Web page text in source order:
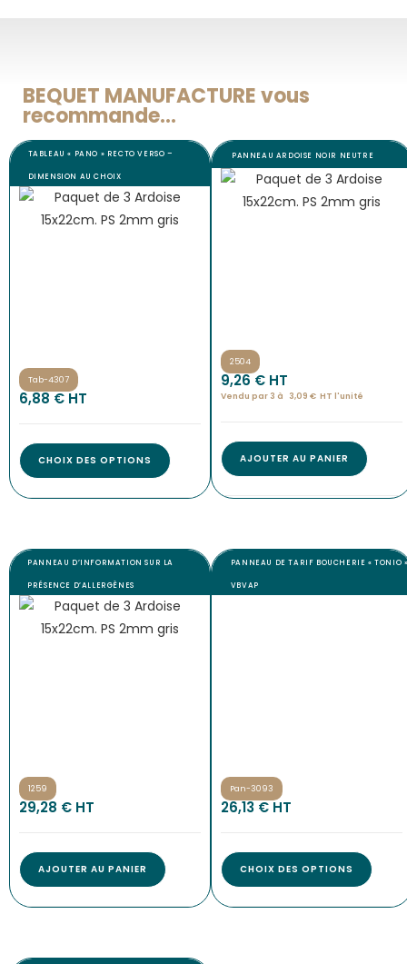
BEQUET MANUFACTURE vous
recommande...
TABLEAU « PANO » RECTO VERSO –
DIMENSION AU CHOIX
Tab-4307
6,88 € HT
CHOIX DES OPTIONS
PANNEAU ARDOISE NOIR NEUTRE
2504
9,26 € HT
Vendu par 3 à 3,09 € HT l'unité
AJOUTER AU PANIER
PANNEAU D’INFORMATION SUR LA
PRÉSENCE D’ALLERGÈNES
1259
29,28 € HT
AJOUTER AU PANIER
PANNEAU DE TARIF BOUCHERIE « TONIO
VBVAP
Pan-3093
26,13 € HT
CHOIX DES OPTIONS